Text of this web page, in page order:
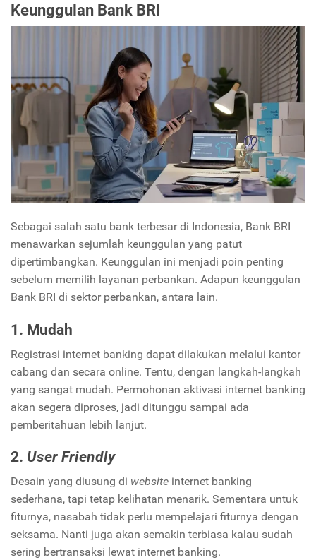
Keunggulan Bank BRI
Sebagai salah satu bank terbesar di Indonesia, Bank BRI
menawarkan sejumlah keunggulan yang patut
dipertimbangkan. Keunggulan ini menjadi poin penting
sebelum memilih layanan perbankan. Adapun keunggulan
Bank BRI di sektor perbankan, antara lain.
1. Mudah
Registrasi internet banking dapat dilakukan melalui kantor
cabang dan secara online. Tentu, dengan langkah-langkah
yang sangat mudah. Permohonan aktivasi internet banking
akan segera diproses, jadi ditunggu sampai ada
pemberitahuan lebih lanjut.
2. User Friendly
Desain yang diusung di website internet banking
sederhana, tapi tetap kelihatan menarik. Sementara untuk
fiturnya, nasabah tidak perlu mempelajari fiturnya dengan
seksama. Nanti juga akan semakin terbiasa kalau sudah
sering bertransaksi lewat internet banking.